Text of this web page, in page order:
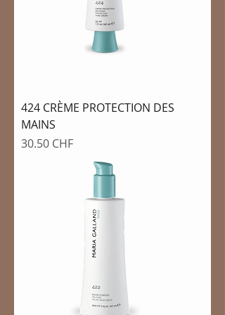
424 CRÈME PROTECTION DES
MAINS
Prix
30.50 CHF